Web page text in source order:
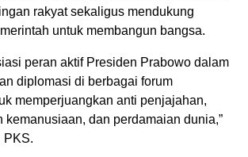
rakyat sekaligus mendukung
untuk membangun bangsa.
peran aktif Presiden Prabowo dalam
diplomasi di berbagai forum
memperjuangkan anti penjajahan,
kemanusiaan, dan perdamaian dunia,”
PKS.